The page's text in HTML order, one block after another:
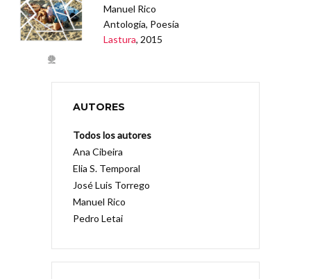
Manuel Rico
Antología, Poesía
Lastura, 2015
AUTORES
Todos los autores
Ana Cibeira
Elia S. Temporal
José Luis Torrego
Manuel Rico
Pedro Letai